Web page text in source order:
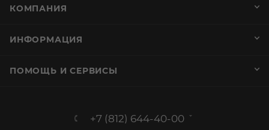
КОМПАНИЯ
ИНФОРМАЦИЯ
ПОМОЩЬ И СЕРВИСЫ
+7 (812) 644-40-00